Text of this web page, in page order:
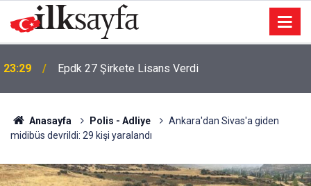
23:29 Epdk 27 Şirkete Lisans Verdi
Anasayfa Polis - Adliye
Ankara'dan Sivas'a giden
midibüs devrildi: 29 kişi yaralandı